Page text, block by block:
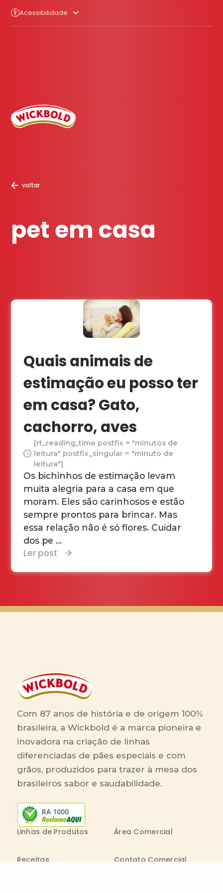
Acessibilidade
voltar
pet em casa
Quais animais de
estimação eu posso ter
em casa? Gato,
cachorro, aves
[rt_reading_time postfix = "minutos de
leitura" postfix_singular = "minuto de
leitura"]
Os bichinhos de estimação levam
muita alegria para a casa em que
moram. Eles são carinhosos e estão
sempre prontos para brincar. Mas
essa relação não é só flores. Cuidar
dos pe ...
Ler post
Com 87 anos de história e de origem 100%
brasileira, a Wickbold é a marca pioneira e
inovadora na criação de linhas
diferenciadas de pães especiais e com
grãos, produzidos para trazer à mesa dos
brasileiros sabor e saudabilidade.
RA 1000
Linhas de Produtos Área Comercial
Receitas Contato Comercial